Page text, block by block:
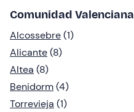
Comunidad Valenciana
Alcossebre(1)
Alicante(8)
Altea (8)
Benidorm(4)
Torrevieja (1)